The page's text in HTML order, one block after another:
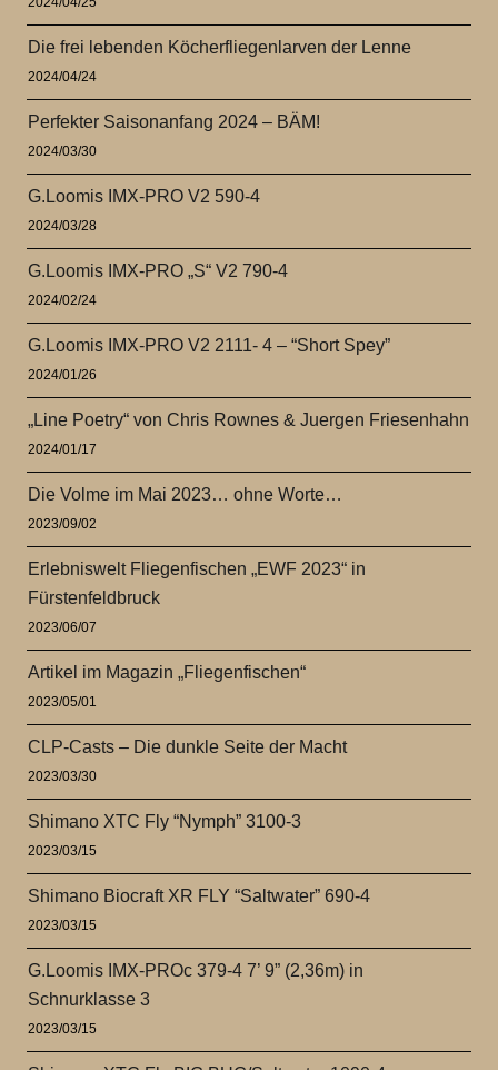
Die frei lebenden Köcherfliegenlarven der Lenne
2024/04/24
Perfekter Saisonanfang 2024 – BÄM!
2024/03/30
G.Loomis IMX-PRO V2 590-4
2024/03/28
G.Loomis IMX-PRO „S“ V2 790-4
2024/02/24
G.Loomis IMX-PRO V2 2111- 4 – “Short Spey”
2024/01/26
„Line Poetry“ von Chris Rownes & Juergen Friesenhahn
2024/01/17
Die Volme im Mai 2023… ohne Worte…
2023/09/02
Erlebniswelt Fliegenfischen „EWF 2023“ in
Fürstenfeldbruck
2023/06/07
Artikel im Magazin „Fliegenfischen“
2023/05/01
CLP-Casts – Die dunkle Seite der Macht
2023/03/30
Shimano XTC Fly “Nymph” 3100-3
2023/03/15
Shimano Biocraft XR FLY “Saltwater” 690-4
2023/03/15
G.Loomis IMX-PROc 379-4 7’ 9” (2,36m) in
Schnurklasse 3
2023/03/15